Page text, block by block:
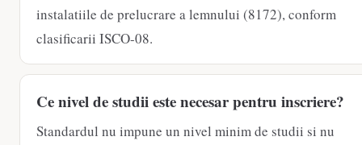
instalatiile de prelucrare a lemnului (8172), conform
clasificarii ISCO-08.
Ce nivel de studii este necesar pentru inscriere?
Standardul nu impune un nivel minim de studii si nu